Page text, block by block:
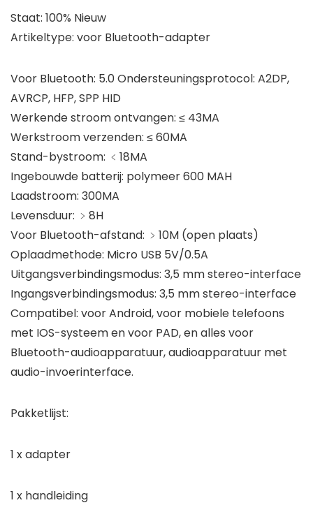
Staat: 100% Nieuw
Artikeltype: voor Bluetooth-adapter
Voor Bluetooth: 5.0 Ondersteuningsprotocol: A2DP,
AVRCP, HFP, SPP HID
Werkende stroom ontvangen: ≤ 43MA
Werkstroom verzenden: ≤ 60MA
Stand-bystroom: ﹤18MA
Ingebouwde batterij: polymeer 600 MAH
Laadstroom: 300MA
Levensduur: ﹥8H
Voor Bluetooth-afstand: ﹥10M (open plaats)
Oplaadmethode: Micro USB 5V/0.5A
Uitgangsverbindingsmodus: 3,5 mm stereo-interface
Ingangsverbindingsmodus: 3,5 mm stereo-interface
Compatibel: voor Android, voor mobiele telefoons
met IOS-systeem en voor PAD, en alles voor
Bluetooth-audioapparatuur, audioapparatuur met
audio-invoerinterface.
Pakketlijst:
1 x adapter
1 x handleiding